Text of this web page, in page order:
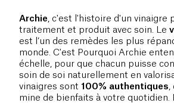
Archie , c'est l'histoire d'un vinaigre
traitement et produit avec soin. Le
est l’un des remèdes les plus
monde. C'est Pourquoi Archie
échelle, pour que chacun puisse
soin de soi naturellement en
vinaigres sont 100% authentiques
mine de bienfaits à votre quotidien.